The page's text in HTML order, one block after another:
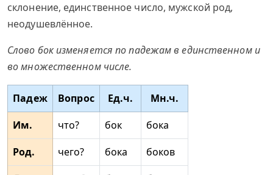
склонение, единственное число, мужской род,
неодушевлённое.
Слово бок изменяется по падежам в единственном и
во множественном числе.
Падеж Вопрос Ед.ч.
Мн.ч.
Им.
что? бок
бока
Род.
чего? бока
боков